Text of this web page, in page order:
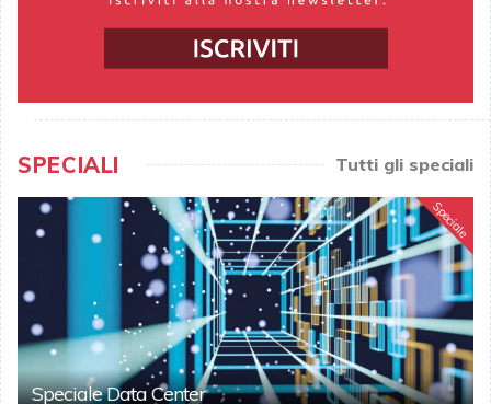
SPECIALI Tutti gli speciali
Speciale
Speciale Data Center